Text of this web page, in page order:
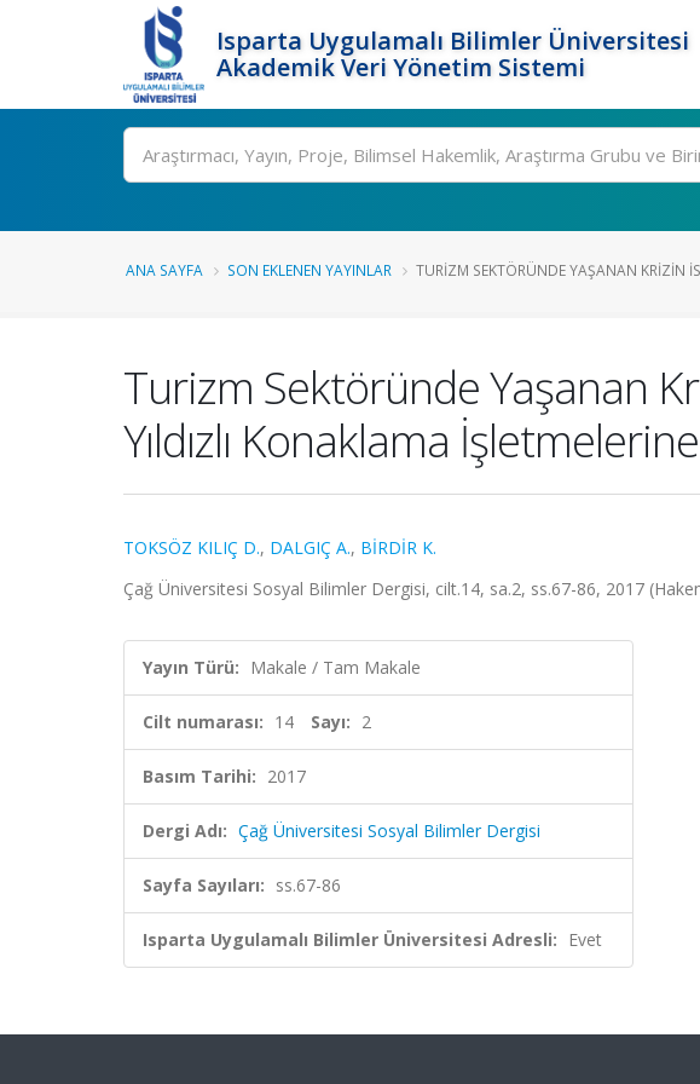
Isparta Uygulamalı Bilimler Üniversitesi
Akademik Veri Yönetim Sistemi
Ara
ANA SAYFA SON EKLENEN YAYINLAR TURIZM SEKTÖRÜNDE YAŞANAN KRIZIN
Turizm Sektöründe Yaşanan
Yıldızlı Konaklama
TOKSÖZ KILIÇ D., DALGIÇ A., BİRDİR K.
Çağ Üniversitesi Sosyal Bilimler Dergisi, cilt.14, sa.2, ss.67-86, 2017
Yayın Türü: Makale / Tam Makale
Cilt numarası: 14 Sayı: 2
Basım Tarihi: 2017
Dergi Adı: Çağ Üniversitesi Sosyal Bilimler Dergisi
Sayfa Sayıları: ss.67-86
Isparta Uygulamalı Bilimler Üniversitesi Adresli: Evet